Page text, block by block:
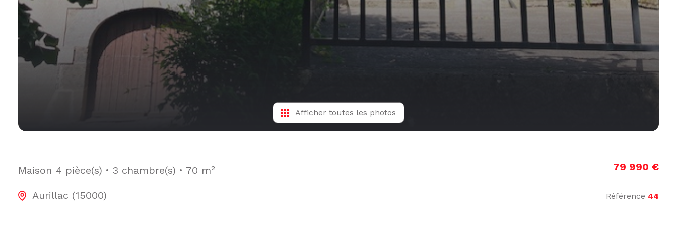
Afficher toutes les photos
Maison 4 pièce(s) 3 chambre(s) 70 m²
Aurillac (15000)
79 990 €
Référence 44